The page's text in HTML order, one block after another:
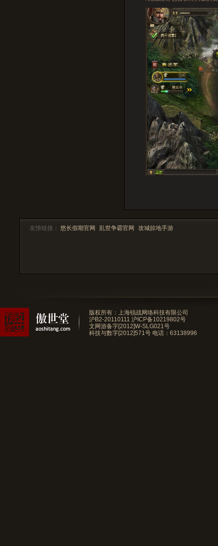
友情链接： 悠长假期官网 乱世争霸官网 攻城掠地手游
版权所有：上海锐战网络科技有限公司
沪B2-20110111 沪ICP备10219802号
文网游备字[2012]W-SLG021号
科技与数字[2012]571号 电话：63138996